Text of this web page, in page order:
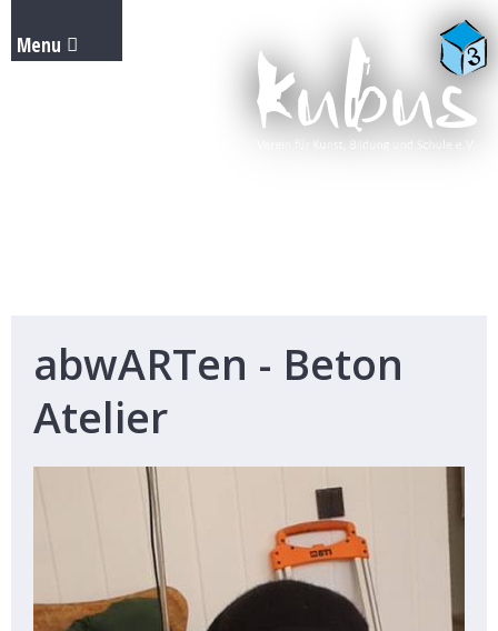
abwARTen - Beton
Atelier